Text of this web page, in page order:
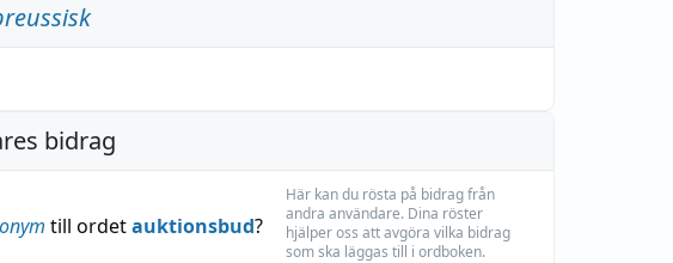
bidrag
till ordetauktionsbud?
Här kan du rösta på bidrag från
andra användare. Dina röster
hjälper oss att avgöra vilka bidrag
som ska läggas till i ordboken.